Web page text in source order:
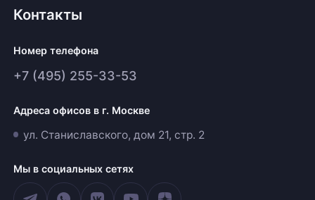
Контакты
Номер телефона
+7 (495) 255-33-53
Адреса офисов в г. Москве
ул. Станиславского, дом 21, стр. 2
Мы в социальных сетях